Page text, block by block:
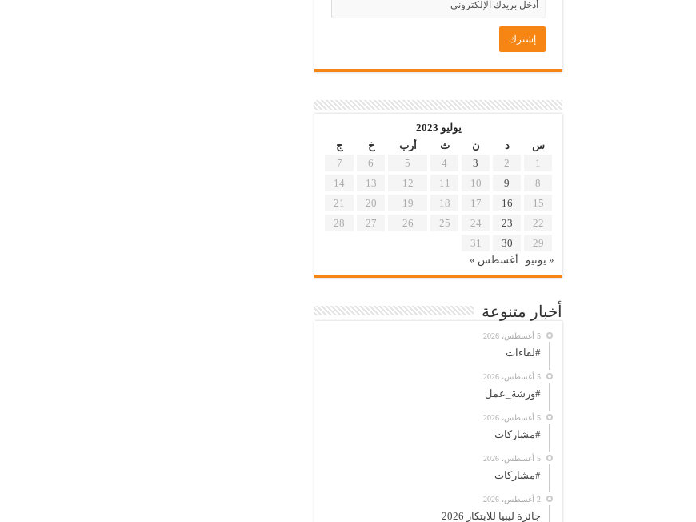
يوليو 2023
س
د ن ث أرب خ
ج
1
2
3
4
5
6
7
8
9
10
11
12
13
14
15
16
17
18
19
20
21
22
23
24
25
26
27
28
29
30
31
« يونيو
أغسطس »
أخبار متنوعة
5 أغسطس، 2026
#لقاءات
5 أغسطس، 2026
#ورشة_عمل
5 أغسطس، 2026
#مشاركات
5 أغسطس، 2026
#مشاركات
2 أغسطس، 2026
جائزة ليبيا للابتكار 2026